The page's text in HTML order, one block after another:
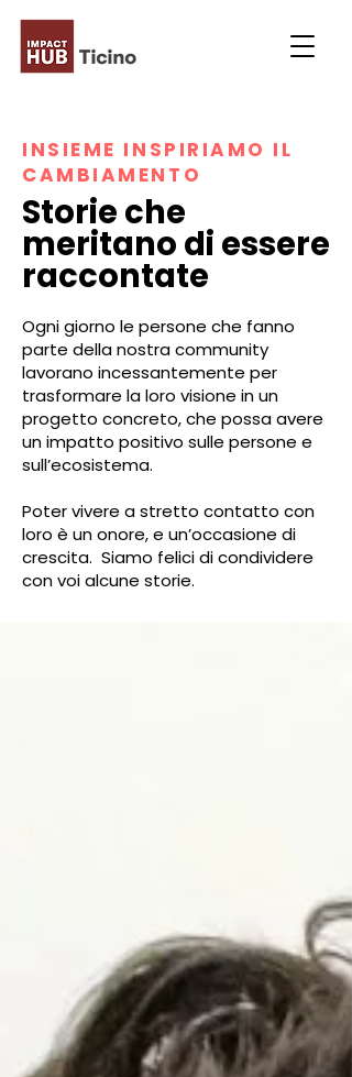
INSIEME INSPIRIAMO IL
CAMBIAMENTO
Storie che
meritano di essere
raccontate
Ogni giorno le persone che fanno
parte della nostra community
lavorano incessantemente per
trasformare la loro visione in un
progetto concreto, che possa avere
un impatto positivo sulle persone e
sull’ecosistema.
Poter vivere a stretto contatto con
loro è un onore, e un’occasione di
crescita. Siamo felici di condividere
con voi alcune storie.